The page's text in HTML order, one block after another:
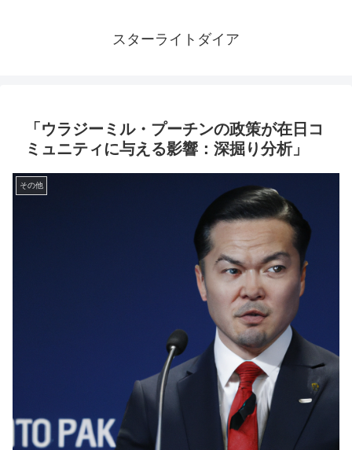
スターライトダイア
「ウラジーミル・プーチンの政策が在日コ
ミュニティに与える影響：深掘り分析」
その他